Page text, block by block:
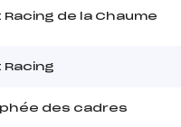
Racing de la Chaume
Racing
des cadres